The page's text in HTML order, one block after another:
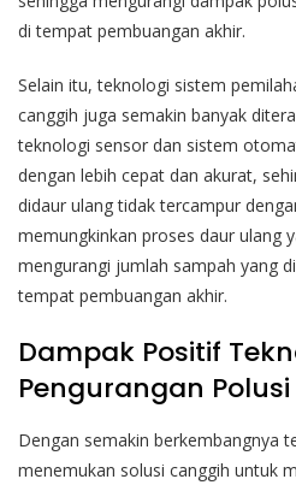
di tempat pembuangan akhir.
Selain itu, teknologi sistem
canggih juga semakin banyak
teknologi sensor dan sistem
dengan lebih cepat dan akurat,
didaur ulang tidak tercampur
memungkinkan proses daur ulang
mengurangi jumlah sampah yang
tempat pembuangan akhir.
Dampak Positif
Pengurangan Polusi
Dengan semakin berkembangnya
menemukan solusi canggih untuk